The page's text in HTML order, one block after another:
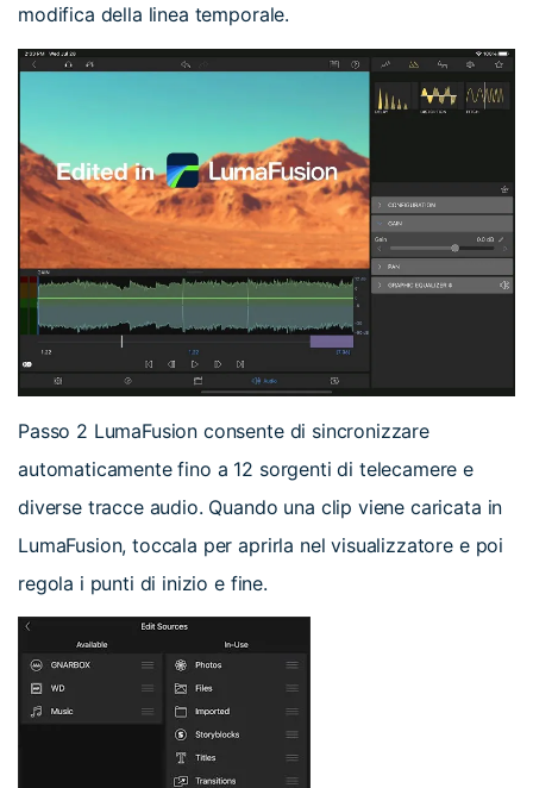
modifica della linea temporale.
Passo 2 LumaFusion consente di sincronizzare
automaticamente fino a 12 sorgenti di telecamere e
diverse tracce audio. Quando una clip viene caricata in
LumaFusion, toccala per aprirla nel visualizzatore e poi
regola i punti di inizio e fine.